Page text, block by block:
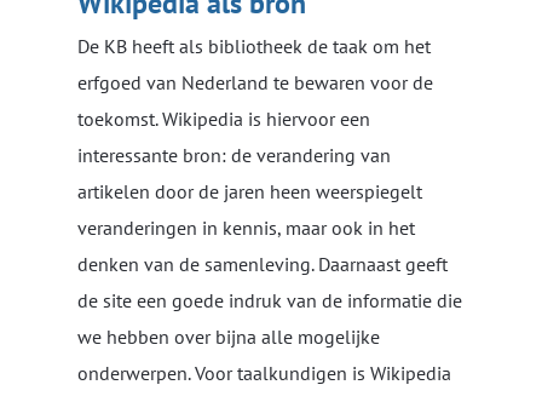
De KB heeft als bibliotheek de taak om het
erfgoed van Nederland te bewaren voor de
toekomst. Wikipedia is hiervoor een
interessante bron: de verandering van
artikelen door de jaren heen weerspiegelt
veranderingen in kennis, maar ook in het
denken van de samenleving. Daarnaast geeft
de site een goede indruk van de informatie die
we hebben over bijna alle mogelijke
onderwerpen. Voor taalkundigen is Wikipedia